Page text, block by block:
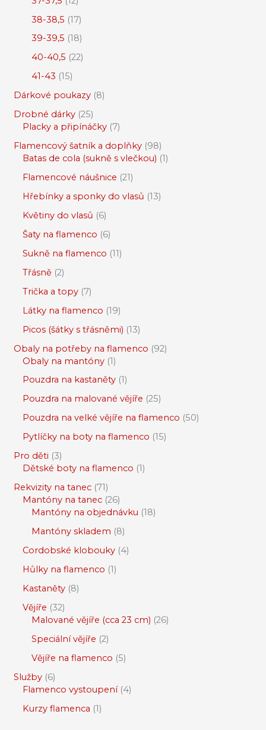
38-38,5 17
39-39,5 18
40-40,5 22
41-43 15
Dárkové poukazy 8
Drobné dárky 25
Placky a připínáčky 7
Flamencový šatník a doplňky 98
Batas de cola (sukně s vlečkou) 1
Flamencové náušnice 21
Hřebínky a sponky do vlasů 13
Květiny do vlasů 6
Šaty na flamenco 6
Sukně na flamenco 11
Třásně 2
Trička a topy 7
Látky na flamenco 19
Picos (šátky s třásněmi) 13
Obaly na potřeby na flamenco 92
Obaly na mantóny 1
Pouzdra na kastaněty 1
Pouzdra na malované vějíře 25
Pouzdra na velké vějíře na flamenco 50
Pytlíčky na boty na flamenco 15
Pro děti 3
Dětské boty na flamenco 1
Rekvizity na tanec 71
Mantóny na tanec 26
Mantóny na objednávku 18
Mantóny skladem 8
Cordobské klobouky 4
Hůlky na flamenco 1
Kastaněty 8
Vějíře 32
Malované vějíře (cca 23 cm) 26
Speciální vějíře 2
Vějíře na flamenco 5
Služby 6
Flamenco vystoupení 4
Kurzy flamenca 1